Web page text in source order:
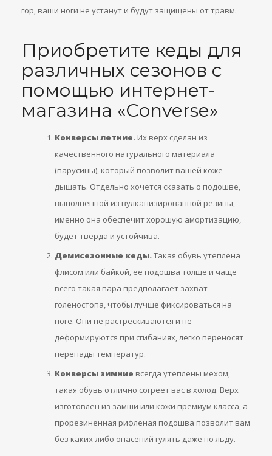
гор, ваши ноги не устанут и будут защищены от травм.
Приобретите кеды для
различных сезонов с
помощью интернет-
магазина «Сonverse»
Конверсы летние. Их верх сделан из
качественного натурального материала
(парусины), который позволит вашей коже
дышать. Отдельно хочется сказать о подошве,
выполненной из вулканизированной резины,
именно она обеспечит хорошую амортизацию,
будет тверда и устойчива.
Демисезонные кеды.Такая обувь утеплена
флисом или байкой, ее подошва толще и чаще
всего такая пара предполагает захват
голеностопа, чтобы лучше фиксироваться на
ноге. Они не растрескиваются и не
деформируются при сгибаниях, легко переносят
перепады температур.
Конверсы зимние всегда утеплены мехом,
такая обувь отлично согреет вас в холод. Верх
изготовлен из замши или кожи премиум класса, а
прорезиненная рифленая подошва позволит вам
без каких-либо опасений гулять даже по льду.